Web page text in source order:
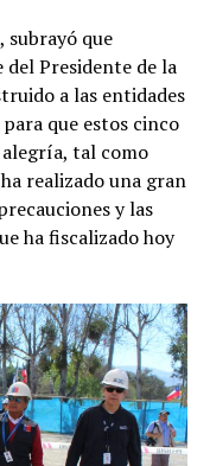
subrayó que
Presidente de la
a las entidades
que estos cinco
tal como
realizado una gran
y las
ha fiscalizado hoy